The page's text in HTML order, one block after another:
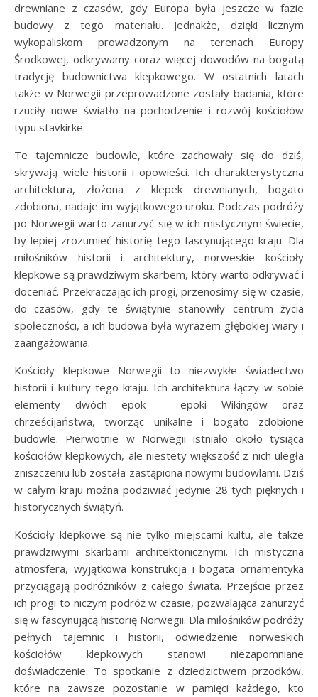
drewniane z czasów, gdy Europa była jeszcze w fazie
budowy z tego materiału. Jednakże, dzięki licznym
wykopaliskom prowadzonym na terenach Europy
Środkowej, odkrywamy coraz więcej dowodów na bogatą
tradycję budownictwa klepkowego. W ostatnich latach
także w Norwegii przeprowadzone zostały badania, które
rzuciły nowe światło na pochodzenie i rozwój kościołów
typu stavkirke.
Te tajemnicze budowle, które zachowały się do dziś,
skrywają wiele historii i opowieści. Ich charakterystyczna
architektura, złożona z klepek drewnianych, bogato
zdobiona, nadaje im wyjątkowego uroku. Podczas podróży
po Norwegii warto zanurzyć się w ich mistycznym świecie,
by lepiej zrozumieć historię tego fascynującego kraju. Dla
miłośników historii i architektury, norweskie kościoły
klepkowe są prawdziwym skarbem, który warto odkrywać i
doceniać. Przekraczając ich progi, przenosimy się w czasie,
do czasów, gdy te świątynie stanowiły centrum życia
społeczności, a ich budowa była wyrazem głębokiej wiary i
zaangażowania.
Kościoły klepkowe Norwegii to niezwykłe świadectwo
historii i kultury tego kraju. Ich architektura łączy w sobie
elementy dwóch epok – epoki Wikingów oraz
chrześcijaństwa, tworząc unikalne i bogato zdobione
budowle. Pierwotnie w Norwegii istniało około tysiąca
kościołów klepkowych, ale niestety większość z nich uległa
zniszczeniu lub została zastąpiona nowymi budowlami. Dziś
w całym kraju można podziwiać jedynie 28 tych pięknych i
historycznych świątyń.
Kościoły klepkowe są nie tylko miejscami kultu, ale także
prawdziwymi skarbami architektonicznymi. Ich mistyczna
atmosfera, wyjątkowa konstrukcja i bogata ornamentyka
przyciągają podróżników z całego świata. Przejście przez
ich progi to niczym podróż w czasie, pozwalająca zanurzyć
się w fascynującą historię Norwegii. Dla miłośników podróży
pełnych tajemnic i historii, odwiedzenie norweskich
kościołów klepkowych stanowi niezapomniane
doświadczenie. To spotkanie z dziedzictwem przodków,
które na zawsze pozostanie w pamięci każdego, kto